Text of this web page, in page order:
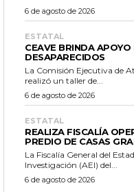
6 de agosto de 2026
ESTATAL
CEAVE BRINDA
DESAPARECIDOS
La Comisión Ejecutiva de
realizó un taller de...
6 de agosto de 2026
ESTATAL
REALIZA FISCALÍA
PREDIO DE CASAS
La Fiscalía General del
Investigación (AEI) del...
6 de agosto de 2026